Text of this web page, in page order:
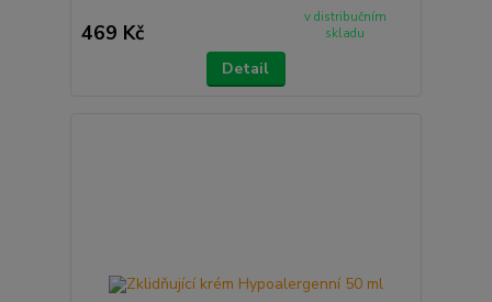
469 Kč
v distribučním
skladu
Detail